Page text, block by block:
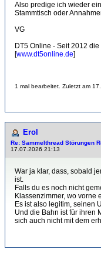
Also predige ich wieder
Stammtisch oder
VG
DT5 Online - Seit 2012
[www.dt5online.de]
1 mal bearbeitet. Zuletzt am
Erol
Re: Sammelthread Störungen
17.07.2026 21:13
War ja klar, dass, sobald
ist.
Falls du es noch nicht
Klassenzimmer, wo vorne
Es ist also legitim, seinen
Und die Bahn ist für ihren
sich auch nicht mit dem